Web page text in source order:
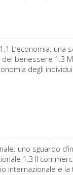
L’economia: una
benessere 1.3
degli
uno sguardo
1.3 Il
internazionale e